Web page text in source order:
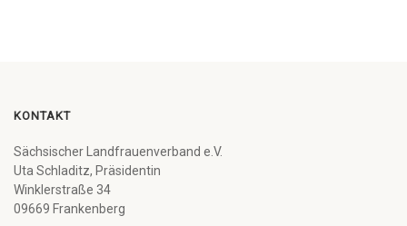
KONTAKT
Sächsischer Landfrauenverband e.V.
Uta Schladitz, Präsidentin
Winklerstraße 34
09669 Frankenberg